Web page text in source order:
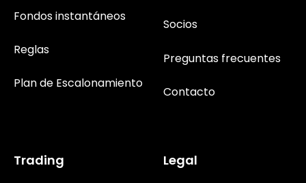
Fondos instantáneos
Reglas
Plan de Escalonamiento
Socios
Preguntas frecuentes
Contacto
Trading Legal